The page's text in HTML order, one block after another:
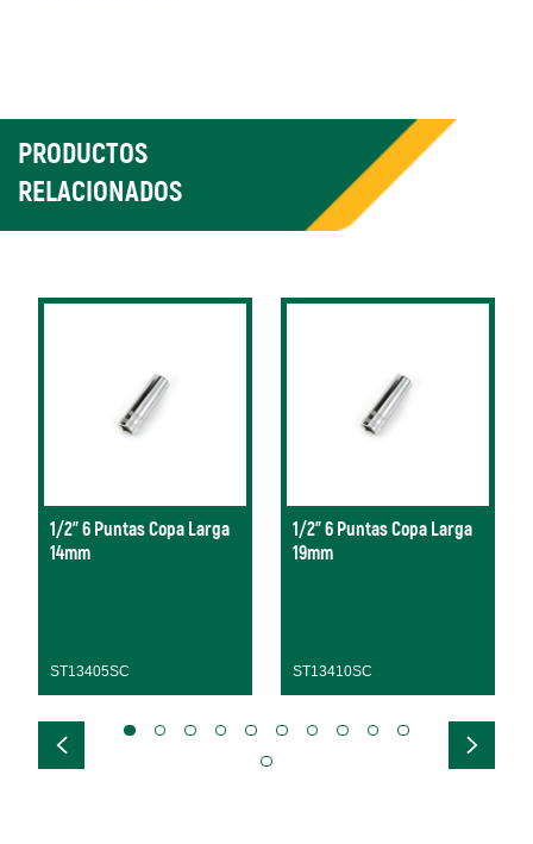
PRODUCTOS
RELACIONADOS
1/2" 6 Puntas Copa Larga
14mm
ST13405SC
1/2" 6 Puntas Copa Larga
19mm
ST13410SC